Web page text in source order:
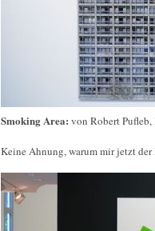
Smoking Area: von Robert
Keine Ahnung, warum mir jetzt